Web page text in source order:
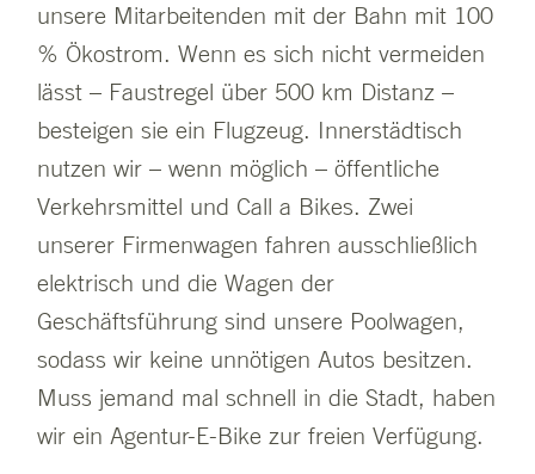
unsere Mitarbeitenden mit der Bahn mit 100
% Ökostrom. Wenn es sich nicht vermeiden
lässt – Faustregel über 500 km Distanz –
besteigen sie ein Flugzeug. Innerstädtisch
nutzen wir – wenn möglich – öffentliche
Verkehrsmittel und Call a Bikes. Zwei
unserer Firmenwagen fahren ausschließlich
elektrisch und die Wagen der
Geschäftsführung sind unsere Poolwagen,
sodass wir keine unnötigen Autos besitzen.
Muss jemand mal schnell in die Stadt, haben
wir ein Agentur-E-Bike zur freien Verfügung.